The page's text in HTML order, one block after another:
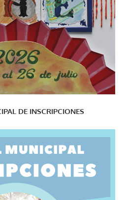
DE INSCRIPCIONES